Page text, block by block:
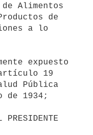
Alimentos
de
a lo
expuesto
19
Pública
de 1934;